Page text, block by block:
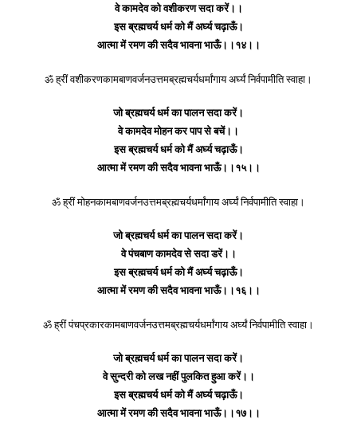
वे कामदेव को वशीकरण सदा करें।।
इस ब्रह्मचर्य धर्म को मैं अर्घ्य चढ़ाऊँ।
आत्मा में रमण की सदैव भावना भाऊँ।।१४।।
ॐ ह्रीं वशीकरणकामबाणवर्जनउत्तमब्रह्मचर्यधर्मांगाय अर्घ्यं निर्वपामीति स्वाहा।
जो ब्रह्मचर्य धर्म का पालन सदा करें।
वे कामदेव मोहन कर पाप से बचें।।
इस ब्रह्मचर्य धर्म को मैं अर्घ्य चढ़ाऊँ।
आत्मा में रमण की सदैव भावना भाऊँ।।१५।।
ॐ ह्रीं मोहनकामबाणवर्जनउत्तमब्रह्मचर्यधर्मांगाय अर्घ्यं निर्वपामीति स्वाहा।
जो ब्रह्मचर्य धर्म का पालन सदा करें।
वे पंचबाण कामदेव से सदा डरें।।
इस ब्रह्मचर्य धर्म को मैं अर्घ्य चढ़ाऊँ।
आत्मा में रमण की सदैव भावना भाऊँ।।१६।।
ॐ ह्रीं पंचप्रकारकामबाणवर्जनउत्तमब्रह्मचर्यधर्मांगाय अर्घ्यं निर्वपामीति स्वाहा।
जो ब्रह्मचर्य धर्म का पालन सदा करें।
वे सुन्दरी को लख नहीं पुलकित हुआ करें।।
इस ब्रह्मचर्य धर्म को मैं अर्घ्य चढ़ाऊँ।
आत्मा में रमण की सदैव भावना भाऊँ।।१७।।